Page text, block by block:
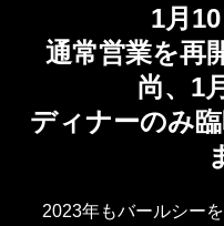
1月
通常営業を再
尚、1
ディナーのみ
2023年もバールシー